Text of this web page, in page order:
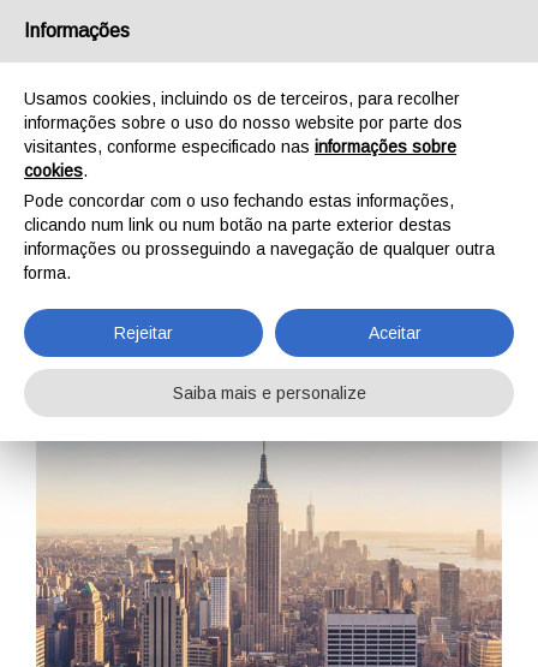
KONG USA LLC
Informações
Usamos cookies, incluindo os de terceiros, para recolher
informações sobre o uso do nosso website por parte dos
visitantes, conforme especificado nas informações sobre
cookies.
Pode concordar com o uso fechando estas informações,
clicando num link ou num botão na parte exterior destas
informações ou prosseguindo a navegação de qualquer outra
forma.
Rejeitar Aceitar
Saiba mais e personalize